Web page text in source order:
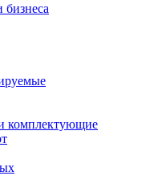
бизнеса
комплектующие